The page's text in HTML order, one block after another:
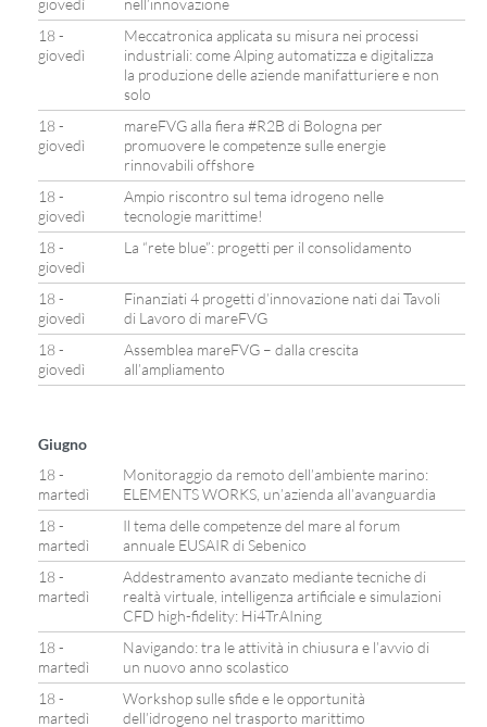
giovedì
nell’innovazione
18 -
giovedì
Meccatronica applicata su misura nei processi
industriali: come Alping automatizza e digitalizza
la produzione delle aziende manifatturiere e non
solo
18 -
giovedì
mareFVG alla fiera #R2B di Bologna per
promuovere le competenze sulle energie
rinnovabili offshore
18 -
giovedì
Ampio riscontro sul tema idrogeno nelle
tecnologie marittime!
18 -
giovedì
La “rete blue”: progetti per il consolidamento
18 -
giovedì
Finanziati 4 progetti d’innovazione nati dai Tavoli
di Lavoro di mareFVG
18 -
giovedì
Assemblea mareFVG – dalla crescita
all’ampliamento
Giugno
18 -
martedì
Monitoraggio da remoto dell’ambiente marino:
ELEMENTS WORKS, un’azienda all’avanguardia
18 -
martedì
Il tema delle competenze del mare al forum
annuale EUSAIR di Sebenico
18 -
martedì
Addestramento avanzato mediante tecniche di
realtà virtuale, intelligenza artificiale e simulazioni
CFD high-fidelity: Hi4TrAIning
18 -
martedì
Navigando: tra le attività in chiusura e l’avvio di
un nuovo anno scolastico
18 -
martedì
Workshop sulle sfide e le opportunità
dell’idrogeno nel trasporto marittimo